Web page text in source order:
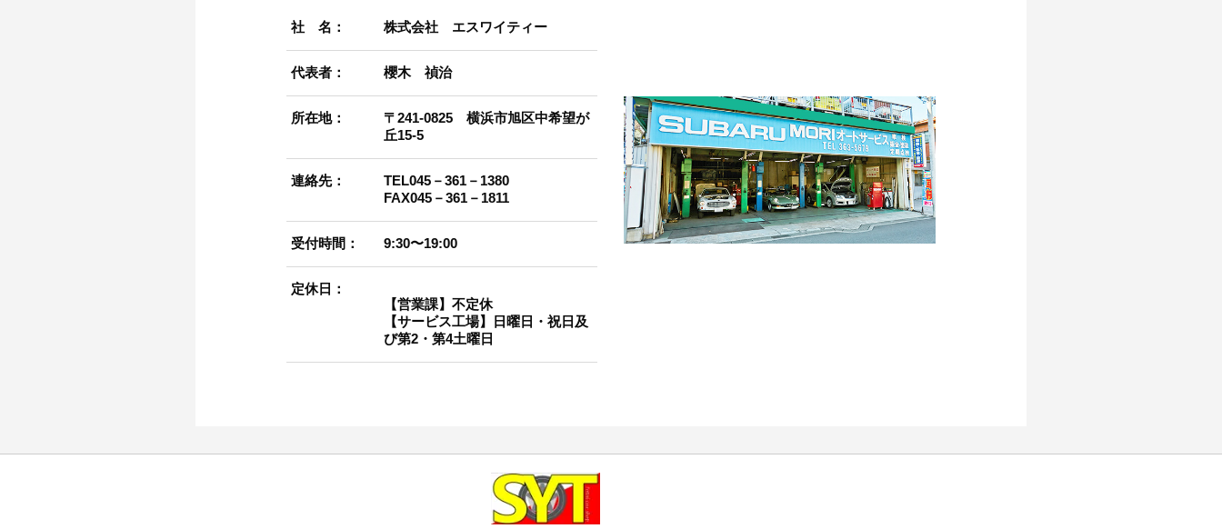
社 名： 株式会社 エスワイティー
代表者： 櫻木 禎治
所在地：
〒241-0825 横浜市旭区中希望が
丘15-5
連絡先：
TEL045－361－1380
FAX045－361－1811
受付時間： 9:30〜19:00
定休日：
【営業課】不定休
【サービス工場】日曜日・祝日及
び第2・第4土曜日